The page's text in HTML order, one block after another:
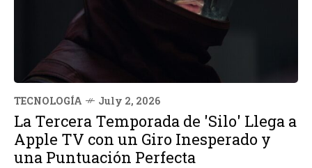
TECNOLOGÍA July 2, 2026
La Tercera Temporada de 'Silo' Llega a
Apple TV con un Giro Inesperado y
una Puntuación Perfecta